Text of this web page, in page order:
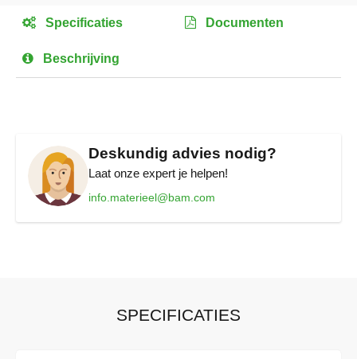
begin
de
afbeeldingen-
Specificaties Documenten
Beschrijving
Deskundig advies nodig?
Laat onze expert je helpen!
info.materieel@bam.com
SPECIFICATIES